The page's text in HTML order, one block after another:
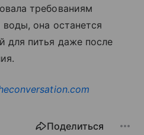
требованиям
воды, она останется
для питья даже после
Поделиться